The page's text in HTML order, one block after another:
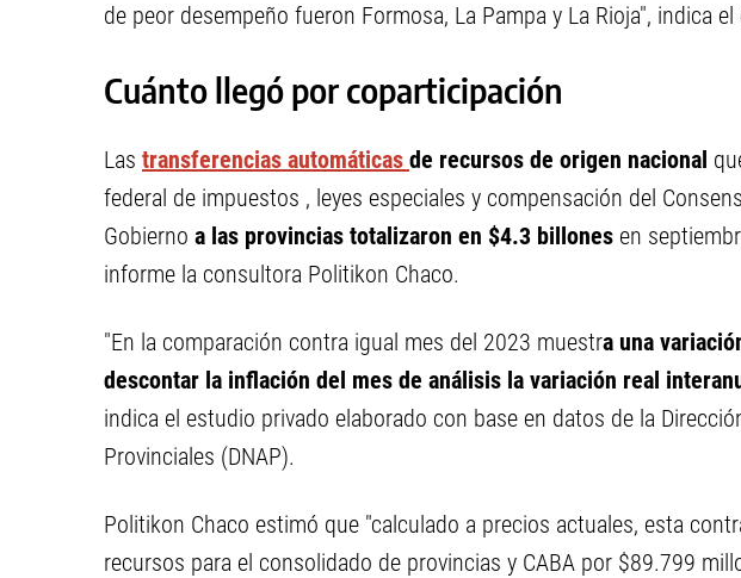
de peor desempeño fueron Formosa, La Pampa y La Rioja", indica
Cuánto llegó por coparticipación
Las transferencias automáticas de recursos de origen nacional
federal de impuestos , leyes especiales y compensación del
Gobierno a las provincias totalizaron en $4.3 billones en
informe la consultora Politikon Chaco.
"En la comparación contra igual mes del 2023 muestra una
descontar la inflación del mes de análisis la variación real
indica el estudio privado elaborado con base en datos de la
Provinciales (DNAP).
Politikon Chaco estimó que "calculado a precios actuales, esta
recursos para el consolidado de provincias y CABA por $89.799